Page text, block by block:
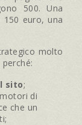
500. Una
euro, una
molto
sito;
di
che un